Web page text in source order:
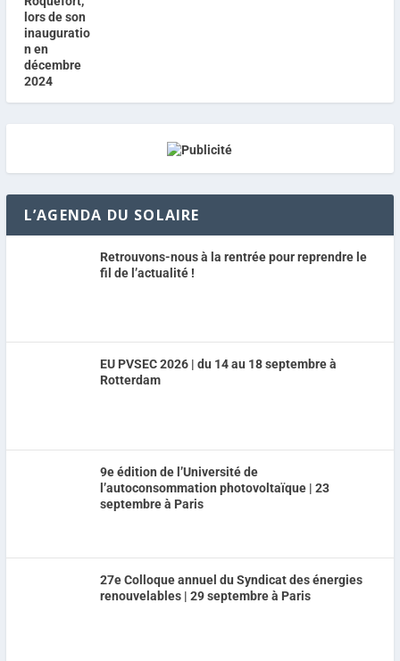
L’AGENDA DU SOLAIRE
Retrouvons-nous à la rentrée pour reprendre le
fil de l’actualité !
EU PVSEC 2026 | du 14 au 18 septembre à
Rotterdam
9e édition de l’Université de
l’autoconsommation photovoltaïque | 23
septembre à Paris
27e Colloque annuel du Syndicat des énergies
renouvelables | 29 septembre à Paris